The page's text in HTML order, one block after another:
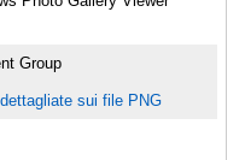
Group
sui file PNG